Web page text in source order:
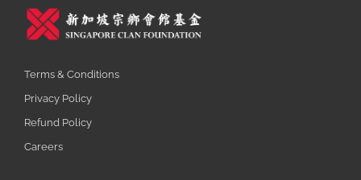
Terms & Conditions
Privacy Policy
Refund Policy
Careers